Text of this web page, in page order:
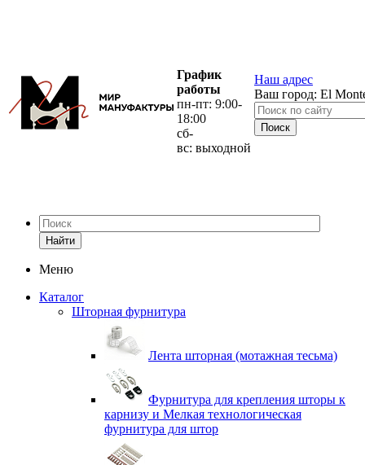
График
работы
пн-пт: 9:00-
18:00
сб-
вс: выходной
Наш адрес
Ваш город: El
Найти
Меню
Каталог
Шторная фурнитура
Лента шторная (мотажная тесьма)
Фурнитура для крепления шторы к
карнизу и Мелкая технологическая
фурнитура для штор